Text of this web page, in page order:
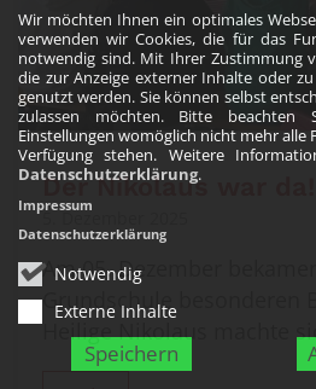
Wir möchten Ihnen ein optimales
verwenden wir Cookies, die für das
notwendig sind. Mit Ihrer Zustimmung
die zur Anzeige externer Inhalte oder
genutzt werden. Sie können selbst
zulassen möchten. Bitte
Einstellungen womöglich nicht mehr alle
Verfügung stehen. Weitere
Datenschutzerklärung.
Notwendig
Externe Inhalte
Speichern
Impressum
Datenschutzerklärung
Der Nikolaus war da!
Am 05. Dezember
Grundschule besonderen
Heilige Nikolaus machte